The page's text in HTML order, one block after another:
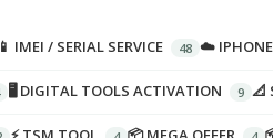
📱 IMEI / SERIAL SERVICE ☁️ IPHONE
🖥️ DIGITAL TOOLS ACTIVATION 📐